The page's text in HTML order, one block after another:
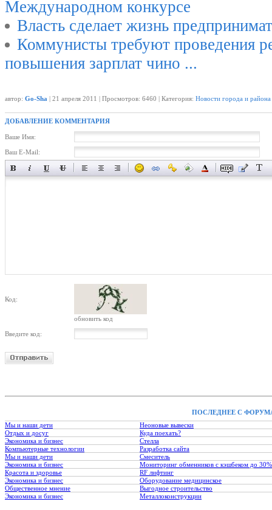
Международном конкурсе
Власть сделает жизнь
Коммунисты требуют проведения
повышения зарплат чино ...
автор: Go-Sha | 21 апреля 2011 | Просмотров: 6460 | Категория: Новости города и района
ДОБАВЛЕНИЕ КОММЕНТАРИЯ
Ваше Имя:
Ваш E-Mail:
Код:
обновить код
Введите код:
ПОСЛЕДНЕЕ С
Мы и наши дети
Неоновые вывески
Отдых и досуг
Куда поехать?
Экономика и бизнес
Стелла
Компьютерные технологии
Разработка сайта
Мы и наши дети
Смеситель
Экономика и бизнес
Мониторинг обменников с кэшбеком до 30%
Красота и здоровье
RF лифтинг
Экономика и бизнес
Оборудование медицинское
Общественное мнение
Выгодное строительство
Экономика и бизнес
Металлоконструкции